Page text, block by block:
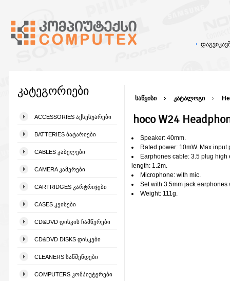
კატეგორიები
ACCESSORIES ᲐᲥᲡᲔᲡᲣᲐᲠᲔᲑᲘ
BATTERIES ᲑᲐᲢᲐᲠᲘᲔᲑᲘ
CABLES ᲙᲐᲑᲔᲚᲔᲑᲘ
CAMERA ᲙᲐᲛᲔᲠᲔᲑᲘ
CARTRIDGES ᲙᲐᲠᲢᲠᲘᲯᲔᲑᲘ
CASES ᲙᲔᲘᲡᲔᲑᲘ
CD&DVD ᲓᲘᲡᲙᲘᲡ ᲩᲐᲛᲬᲔᲠᲔᲑᲘ
CD&DVD DISKS ᲓᲘᲡᲙᲔᲑᲘ
CLEANERS ᲡᲐᲬᲛᲔᲜᲓᲔᲑᲘ
COMPUTERS ᲙᲝᲛᲞᲘᲣᲢᲔᲠᲔᲑᲘ
საწყისი კატალოგი
hoco W24
Speaker: 40mm.
Rated power: 10mW. Max input
Earphones cable: 3.5 plug high
length: 1.2m.
Microphone: with mic.
Set with 3.5mm jack earphones
Weight: 111g.